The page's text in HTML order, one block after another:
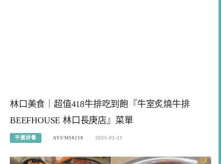
林口美食｜超值418牛排吃到飽『牛室炙燒牛排
BEEFHOUSE 林口長庚店』菜單
平價排餐 AYUMI0218 2025-02-11